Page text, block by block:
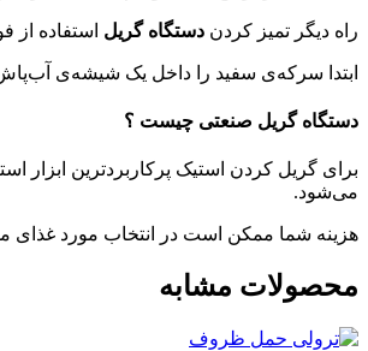
راه دیگر تمیز کردن دستگاه گریل استفاده
ابتدا سرکه‌ی سفید را داخل یک شیشه‌ی آب‌پاش
دستگاه گریل صنعتی چیست ؟
برای گریل کردن استیک پرکاربردترین
می‌شود.
هزینه شما ممکن است در انتخاب مورد غذای
محصولات مشابه